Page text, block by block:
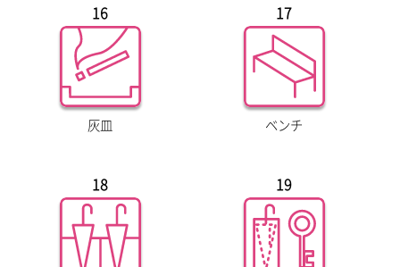
16
灰皿
17
ベンチ
18 19